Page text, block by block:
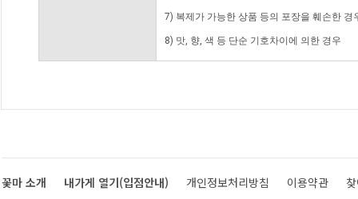
7) 복제가 가능한 상품 등의 포장을 훼손한 경
8) 맛, 향, 색 등 단순 기호차이에 의한 경우
꽃마 소개 내가게 열기(입점안내) 개인정보처리방침 이용약관